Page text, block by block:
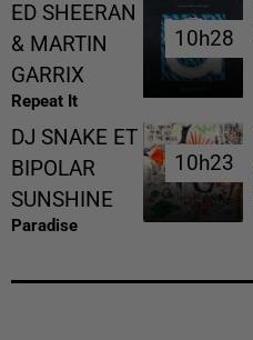
ED SHEERAN
& MARTIN
GARRIX
Repeat It
10h28
10h28
DJ SNAKE ET
BIPOLAR
SUNSHINE
Paradise
10h23
10h23